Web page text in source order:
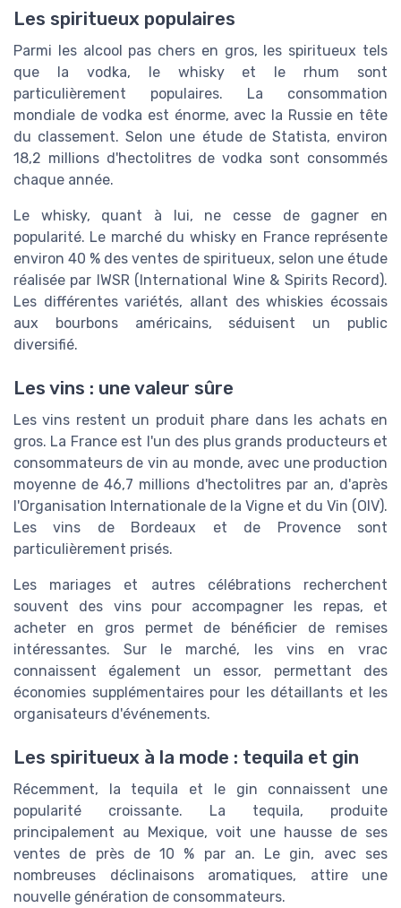
Les spiritueux populaires
Parmi les alcool pas chers en gros, les spiritueux tels
que la vodka, le whisky et le rhum sont
particulièrement populaires. La consommation
mondiale de vodka est énorme, avec la Russie en tête
du classement. Selon une étude de Statista, environ
18,2 millions d'hectolitres de vodka sont consommés
chaque année.
Le whisky, quant à lui, ne cesse de gagner en
popularité. Le marché du whisky en France représente
environ 40 % des ventes de spiritueux, selon une étude
réalisée par IWSR (International Wine & Spirits Record).
Les différentes variétés, allant des whiskies écossais
aux bourbons américains, séduisent un public
diversifié.
Les vins : une valeur sûre
Les vins restent un produit phare dans les achats en
gros. La France est l'un des plus grands producteurs et
consommateurs de vin au monde, avec une production
moyenne de 46,7 millions d'hectolitres par an, d'après
l'Organisation Internationale de la Vigne et du Vin (OIV).
Les vins de Bordeaux et de Provence sont
particulièrement prisés.
Les mariages et autres célébrations recherchent
souvent des vins pour accompagner les repas, et
acheter en gros permet de bénéficier de remises
intéressantes. Sur le marché, les vins en vrac
connaissent également un essor, permettant des
économies supplémentaires pour les détaillants et les
organisateurs d'événements.
Les spiritueux à la mode : tequila et gin
Récemment, la tequila et le gin connaissent une
popularité croissante. La tequila, produite
principalement au Mexique, voit une hausse de ses
ventes de près de 10 % par an. Le gin, avec ses
nombreuses déclinaisons aromatiques, attire une
nouvelle génération de consommateurs.